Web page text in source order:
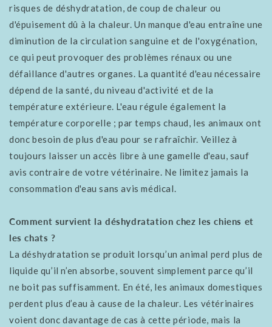
risques de déshydratation, de coup de chaleur ou
d'épuisement dû à la chaleur. Un manque d'eau entraîne une
diminution de la circulation sanguine et de l'oxygénation,
ce qui peut provoquer des problèmes rénaux ou une
défaillance d'autres organes. La quantité d'eau nécessaire
dépend de la santé, du niveau d'activité et de la
température extérieure. L'eau régule également la
température corporelle ; par temps chaud, les animaux ont
donc besoin de plus d'eau pour se rafraîchir. Veillez à
toujours laisser un accès libre à une gamelle d'eau, sauf
avis contraire de votre vétérinaire. Ne limitez jamais la
consommation d'eau sans avis médical.
Comment survient la déshydratation chez les chiens et
les chats ?
La déshydratation se produit lorsqu’un animal perd plus de
liquide qu’il n’en absorbe, souvent simplement parce qu’il
ne boit pas suffisamment. En été, les animaux domestiques
perdent plus d’eau à cause de la chaleur. Les vétérinaires
voient donc davantage de cas à cette période, mais la